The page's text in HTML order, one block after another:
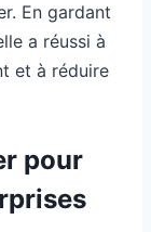
En gardant
a réussi à
et à réduire
pour